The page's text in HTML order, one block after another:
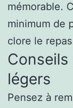
mémorable.
minimum de
clore le
légers
Pensez à